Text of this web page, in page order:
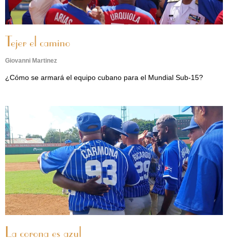
Tejer el camino
Giovanni Martinez
¿Cómo se armará el equipo cubano para el Mundial Sub-15?
La corona es azul